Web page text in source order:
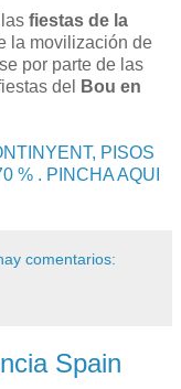
fiestas de la
la movilización de
por parte de las
del
Bou en
PISOS
% . PINCHA AQUI
comentarios:
Spain